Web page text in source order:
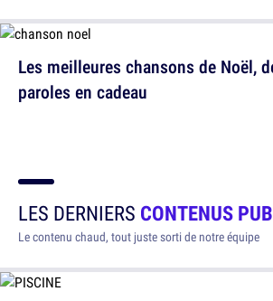
Les meilleures chansons de Noël,
paroles en cadeau
LES DERNIERS CONTENUS
Le contenu chaud, tout juste sorti de notre équipe